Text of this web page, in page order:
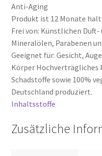
Anti-Aging
Produkt ist 12 Monate
Frei von: Künstlichen
Mineralölen, Parabenen
Geeignet für: Gesicht,
Körper Hochverträgliches
Schadstoffe sowie 100%
Deutschland produziert.
Inhaltsstoffe
Zusätzliche